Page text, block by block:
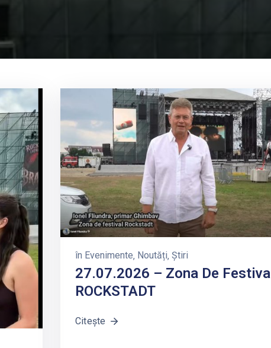
în Evenimente Noutăți Știri
27.07.2026 – Zona De
ROCKSTADT
Citește